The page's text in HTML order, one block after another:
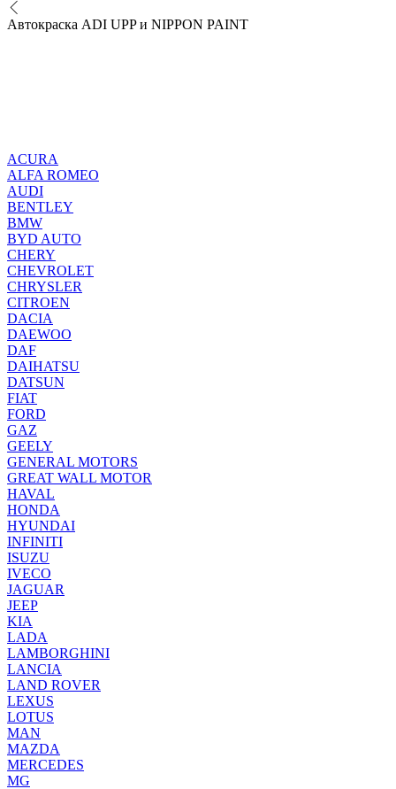
Автокраска ADI UPP и NIPPON PAINT
ACURA
ALFA ROMEO
AUDI
BENTLEY
BMW
BYD AUTO
CHERY
CHEVROLET
CHRYSLER
CITROEN
DACIA
DAEWOO
DAF
DAIHATSU
DATSUN
FIAT
FORD
GAZ
GEELY
GENERAL MOTORS
GREAT WALL MOTOR
HAVAL
HONDA
HYUNDAI
INFINITI
ISUZU
IVECO
JAGUAR
JEEP
KIA
LADA
LAMBORGHINI
LANCIA
LAND ROVER
LEXUS
LOTUS
MAN
MAZDA
MERCEDES
MG